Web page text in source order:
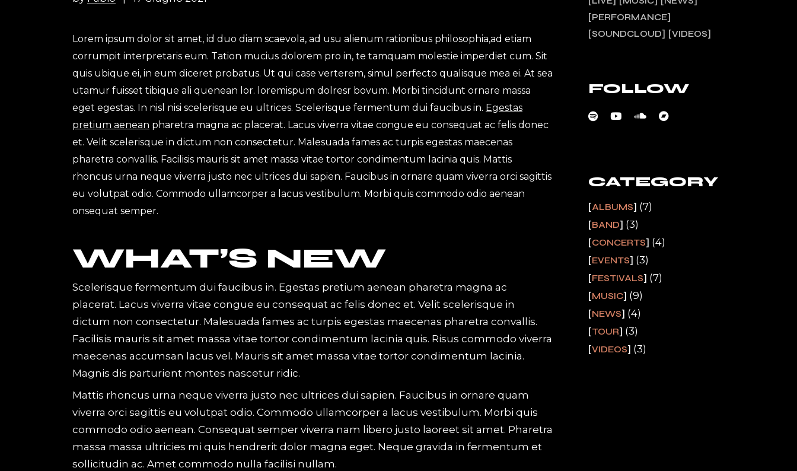
Lorem ipsum dolor sit amet, id duo diam scaevola, ad usu alienum rationibus philosophia,ad etiam
corrumpit interpretaris eum. Tation mucius dolorem pro in, te tamquam molestie imperdiet cum. Sit
quis ubique ei, in eum diceret probatus. Ut qui case verterem, simul perfecto qualisque mea ei. At sea
utamur fuisset tibique ali quenean lor. loremispum dolresr bovum. Morbi tincidunt ornare massa
eget egestas. In nisl nisi scelerisque eu ultrices. Scelerisque fermentum dui faucibus in. Egestas
pretium aenean pharetra magna ac placerat. Lacus viverra vitae congue eu consequat ac felis donec
et. Velit scelerisque in dictum non consectetur. Malesuada fames ac turpis egestas maecenas
pharetra convallis. Facilisis mauris sit amet massa vitae tortor condimentum lacinia quis. Mattis
rhoncus urna neque viverra justo nec ultrices dui sapien. Faucibus in ornare quam viverra orci sagittis
eu volutpat odio. Commodo ullamcorper a lacus vestibulum. Morbi quis commodo odio aenean
onsequat semper.
WHAT’S NEW
Scelerisque fermentum dui faucibus in. Egestas pretium aenean pharetra magna ac
placerat. Lacus viverra vitae congue eu consequat ac felis donec et. Velit scelerisque in
dictum non consectetur. Malesuada fames ac turpis egestas maecenas pharetra convallis.
Facilisis mauris sit amet massa vitae tortor condimentum lacinia quis. Risus commodo viverra
maecenas accumsan lacus vel. Mauris sit amet massa vitae tortor condimentum lacinia.
Magnis dis parturient montes nascetur ridic.
Mattis rhoncus urna neque viverra justo nec ultrices dui sapien. Faucibus in ornare quam
viverra orci sagittis eu volutpat odio. Commodo ullamcorper a lacus vestibulum. Morbi quis
commodo odio aenean. Consequat semper viverra nam libero justo laoreet sit amet. Pharetra
massa massa ultricies mi quis hendrerit dolor magna eget. Neque gravida in fermentum et
sollicitudin ac. Amet commodo nulla facilisi nullam.
PERFORMANCE
SOUNDCLOUD
VIDEOS
FOLLOW
CATEGORY
ALBUMS (7)
BAND (3)
CONCERTS (4)
EVENTS (3)
FESTIVALS (7)
MUSIC (9)
NEWS (4)
TOUR (3)
VIDEOS (3)